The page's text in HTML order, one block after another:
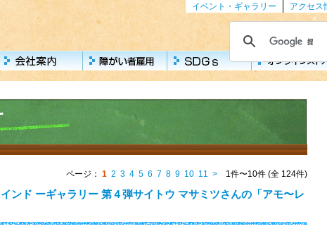
イベント・ギャラリー アクセス
ページ： 1 2 3 4 5 6 7 8 9 10 11 > 1件〜10件 (全 124件)
ンド ーギャラリー 第４弾サイトウ マサミツさんの「アモ〜レ